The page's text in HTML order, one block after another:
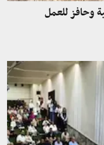
وحافز للعمل